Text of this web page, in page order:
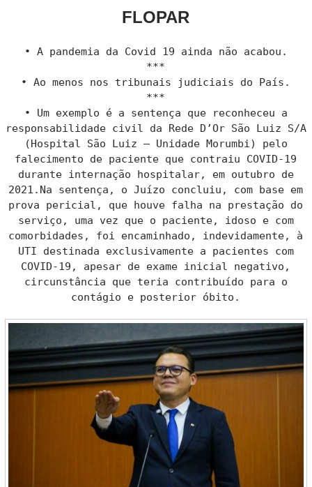
FLOPAR
• A pandemia da Covid 19 ainda não acabou.
***
• Ao menos nos tribunais judiciais do País.
***
• Um exemplo é a sentença que reconheceu a
responsabilidade civil da Rede D’Or São Luiz S/A
(Hospital São Luiz – Unidade Morumbi) pelo
falecimento de paciente que contraiu COVID-19
durante internação hospitalar, em outubro de
2021.Na sentença, o Juízo concluiu, com base em
prova pericial, que houve falha na prestação do
serviço, uma vez que o paciente, idoso e com
comorbidades, foi encaminhado, indevidamente, à
UTI destinada exclusivamente a pacientes com
COVID-19, apesar de exame inicial negativo,
circunstância que teria contribuído para o
contágio e posterior óbito.